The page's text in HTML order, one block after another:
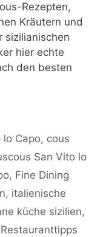
Rezepten,
Kräutern und
sizilianischen
hier echte
den besten
lo Capo, cous
San Vito lo
, Fine Dining
, italienische
küche sizilien,
Restauranttipps